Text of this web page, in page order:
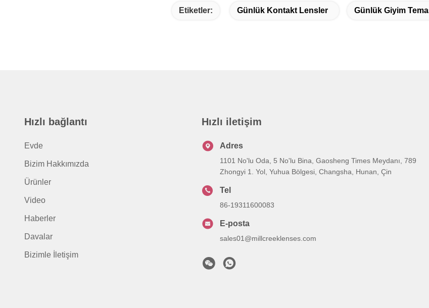
Etiketler: Günlük Kontakt Lensler Günlük Giyim
Hızlı bağlantı
Evde
Bizim Hakkımızda
Ürünler
Video
Haberler
Davalar
Bizimle İletişim
Hızlı iletişim
Adres
1101 No'lu Oda, 5 No'lu Bina, Gaosheng Times Meydanı, 789
Zhongyi 1. Yol, Yuhua Bölgesi, Changsha, Hunan, Çin
Tel
86-19311600083
E-posta
sales01@millcreeklenses.com